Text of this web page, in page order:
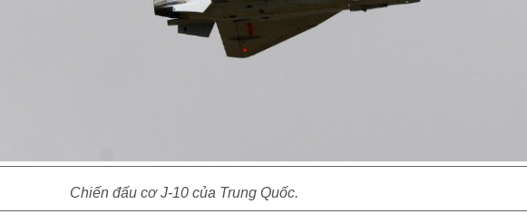
Chiến đấu cơ J-10 của Trung Quốc.